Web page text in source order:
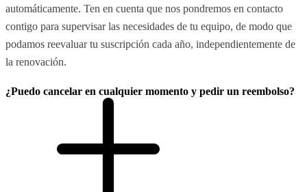
automáticamente. Ten en cuenta que nos pondremos en contacto
contigo para supervisar las necesidades de tu equipo, de modo que
podamos reevaluar tu suscripción cada año, independientemente de
la renovación.
¿Puedo cancelar en cualquier momento y pedir un reembolso?